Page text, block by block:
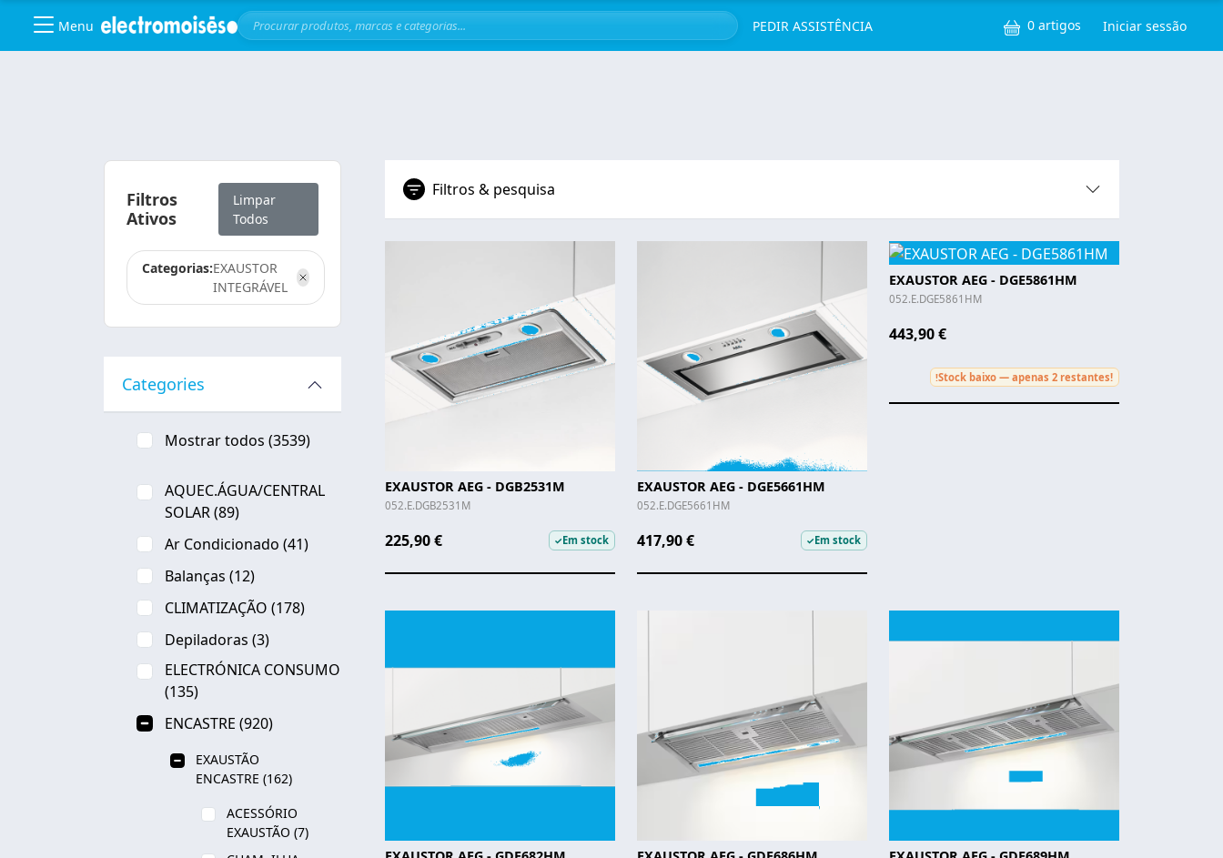
Menu Serviços
PEDIR ASSISTÊNCIA 0 artigos Menu
Iniciar sessão
Filtros & pesquisa
EXAUSTOR AEG - DGB2531M
052.E.DGB2531M
225,90 € ✓Em stock
EXAUSTOR AEG - DGE5661HM
052.E.DGE5661HM
417,90 € ✓Em stock
EXAUSTOR AEG - DGE5861HM
052.E.DGE5861HM
443,90 €
!Stock baixo — apenas 2 restantes!
Filtros
Ativos
Limpar
Todos
Categorias:EXAUSTOR
INTEGRÁVEL
Categories
Mostrar todos (3539)
AQUEC.ÁGUA/CENTRAL
SOLAR(89)
Ar Condicionado (41)
Balanças (12)
CLIMATIZAÇÃO (178)
Depiladoras (3)
ELECTRÓNICA CONSUMO
(135)
ENCASTRE (920)
EXAUSTÃO
ENCASTRE (162)
ACESSÓRIO
EXAUSTÃO (7)